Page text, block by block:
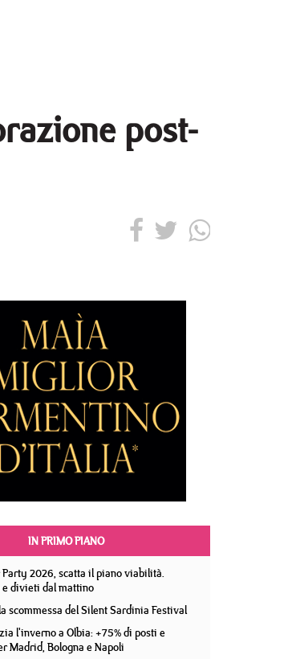
post-
IN PRIMO PIANO
Party 2026, scatta il piano viabilità.
e divieti dal mattino
scommessa del Silent Sardinia Festival
l'inverno a Olbia: +75% di posti e
Madrid, Bologna e Napoli